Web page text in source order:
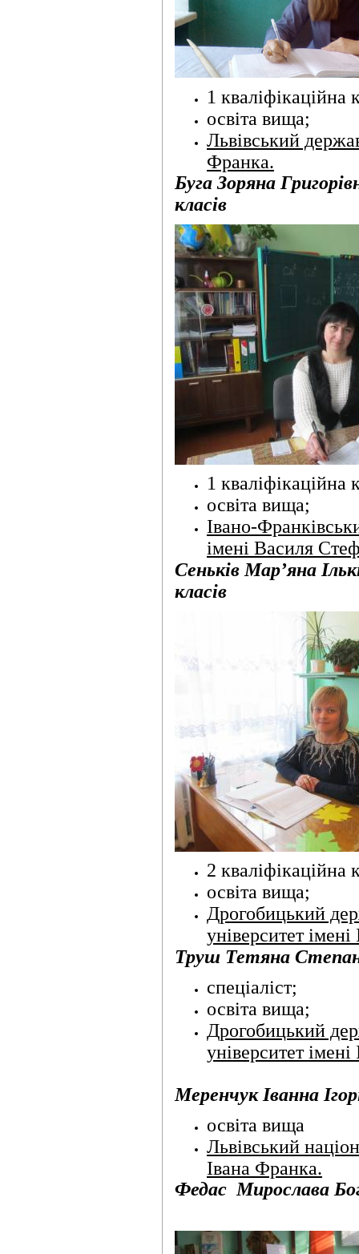
1 кваліфікаційна
освіта вища;
Львівський
Франка.
Буга Зоряна
класів
1 кваліфікаційна
освіта вища;
Івано-
імені Василя
Сеньків Мар’яна
класів
2 кваліфікаційна
освіта вища;
Дрогобицький
університет
Труш Тетяна
спеціаліст;
освіта вища;
Дрогобицький
університет
Меренчук Іванна
освіта вища
Львівський
Івана Франка.
Федас Мирослава